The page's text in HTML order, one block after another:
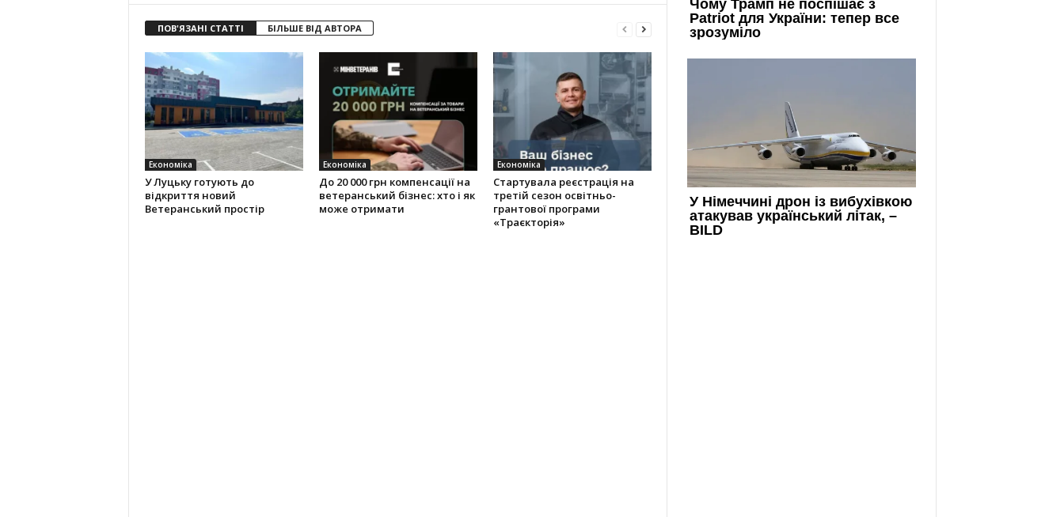
ПОВ'ЯЗАНІ СТАТТІ БІЛЬШЕ ВІД АВТОРА
Економіка
У Луцьку готують до
відкриття новий
Ветеранський простір
Економіка
До 20 000 грн компенсації на
ветеранський бізнес: хто і як
може отримати
Економіка
Стартувала реєстрація на
третій сезон освітньо-
грантової програми
«Траєкторія»